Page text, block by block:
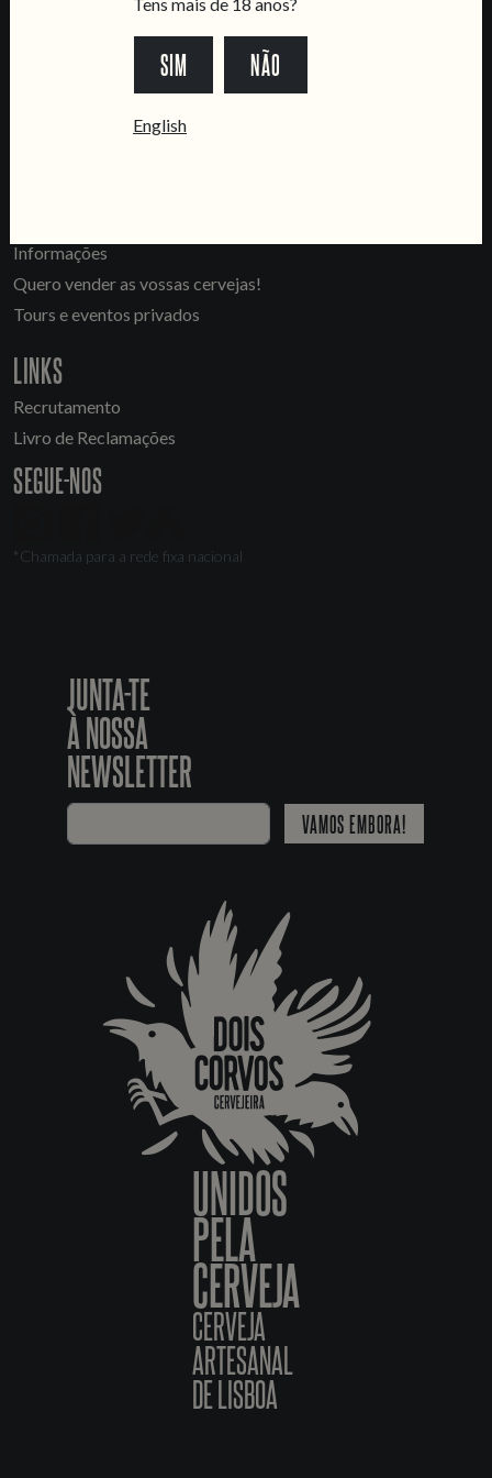
Marvila Taproom
Intendente Taproom
Informações
Quero vender as vossas cervejas!
Tours e eventos privados
LINKS
Recrutamento
Livro de Reclamações
SEGUE-NOS
*Chamada para a rede fixa nacional
JUNTA-TE
À NOSSA
NEWSLETTER
VAMOS EMBORA!
UNIDOS
PELA
CERVEJA
CERVEJA
ARTESANAL
DE LISBOA
SIM NÃO
English